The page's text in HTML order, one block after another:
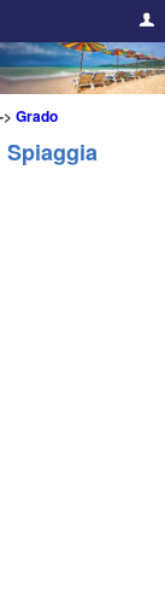
-> Grado
Spiaggia